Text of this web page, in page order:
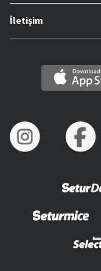
İletişim